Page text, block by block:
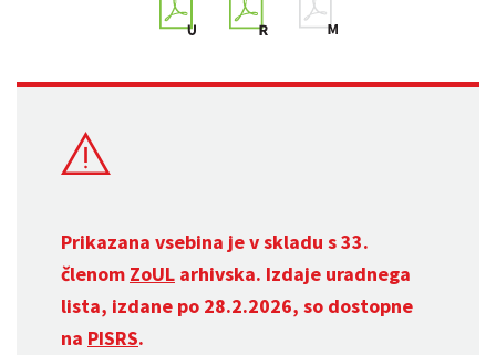
Prikazana vsebina je v skladu s 33.
členom ZoUL arhivska. Izdaje uradnega
lista, izdane po 28.2.2026, so dostopne
na PISRS.